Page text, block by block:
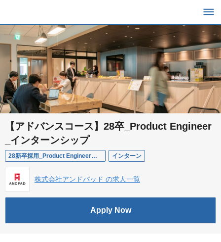
【アドバンスコース】28卒_Product Engineer
_インターンシップ
28新卒採用_Product Engineer（インターン） インターン
株式会社アンドパッド の求人一覧
Apply Now